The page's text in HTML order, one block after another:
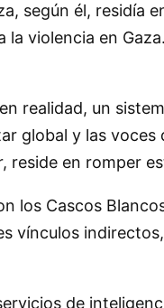
según él, residía
violencia en
realidad, un
global y las
reside en romper
los Cascos
vínculos
de